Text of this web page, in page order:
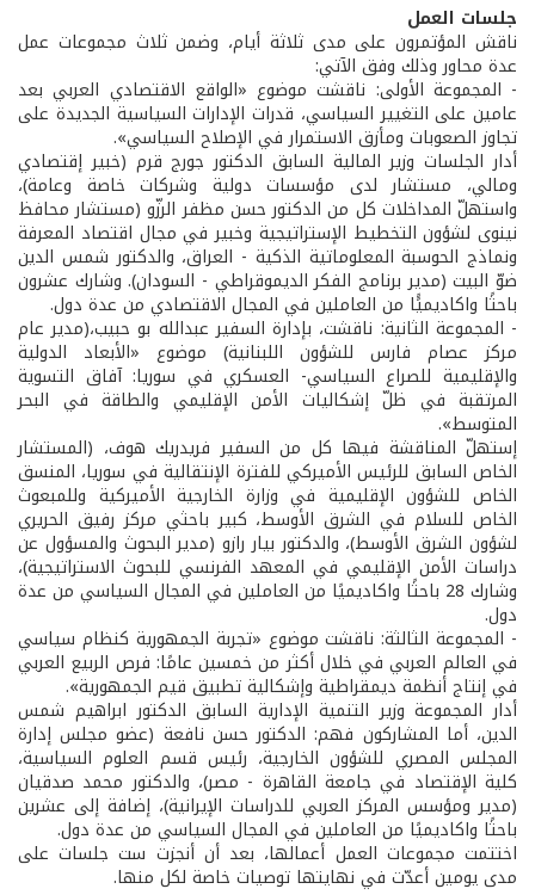
جلسات العمل
ناقش المؤتمرون على مدى ثلاثة أيام، وضمن ثلاث مجموعات عمل
عدة محاور وذلك وفق الآتي:
- المجموعة الأولى: ناقشت موضوع «الواقع الاقتصادي العربي بعد
عامين على التغيير السياسي، قدرات الإدارات السياسية الجديدة على
تجاوز الصعوبات ومأزق الاستمرار في الإصلاح السياسي».
أدار الجلسات وزير المالية السابق الدكتور جورج قرم (خبير إقتصادي
ومالي، مستشار لدى مؤسسات دولية وشركات خاصة وعامة)،
واستهلّ المداخلات كل من الدكتور حسن مظفر الرزّو (مستشار محافظ
نينوى لشؤون التخطيط الإستراتيجية وخبير في مجال اقتصاد المعرفة
ونماذج الحوسبة المعلوماتية الذكية - العراق، والدكتور شمس الدين
ضوّ البيت (مدير برنامج الفكر الديموقراطي - السودان). وشارك عشرون
باحثًا واكاديميًًا من العاملين في المجال الاقتصادي من عدة دول.
- المجموعة الثانية: ناقشت، بإدارة السفير عبدالله بو حبيب،(مدير عام
مركز عصام فارس للشؤون اللبنانية) موضوع «الأبعاد الدولية
والإقليمية للصراع السياسي- العسكري في سوريا: آفاق التسوية
المرتقبة في ظلّ إشكاليات الأمن الإقليمي والطاقة في البحر
المتوسط».
إستهلّ المناقشة فيها كل من السفير فريدريك هوف، (المستشار
الخاص السابق للرئيس الأميركي للفترة الإنتقالية في سوريا، المنسق
الخاص للشؤون الإقليمية في وزارة الخارجية الأميركية وللمبعوث
الخاص للسلام في الشرق الأوسط، كبير باحثي مركز رفيق الحريري
لشؤون الشرق الأوسط)، والدكتور بيار رازو (مدير البحوث والمسؤول عن
دراسات الأمن الإقليمي في المعهد الفرنسي للبحوث الاستراتيجية)،
وشارك 28 باحثًا واكاديميًا من العاملين في المجال السياسي من عدة
دول.
- المجموعة الثالثة: ناقشت موضوع «تجربة الجمهورية كنظام سياسي
في العالم العربي في خلال أكثر من خمسين عامًا: فرص الربيع العربي
في إنتاج أنظمة ديمقراطية وإشكالية تطبيق قيم الجمهورية».
أدار المجموعة وزير التنمية الإدارية السابق الدكتور ابراهيم شمس
الدين، أما المشاركون فهم: الدكتور حسن نافعة (عضو مجلس إدارة
المجلس المصري للشؤون الخارجية، رئيس قسم العلوم السياسية،
كلية الإقتصاد في جامعة القاهرة - مصر)، والدكتور محمد صدقيان
(مدير ومؤسس المركز العربي للدراسات الإيرانية)، إضافة إلى عشرين
باحثًا واكاديميًا من العاملين في المجال السياسي من عدة دول.
اختتمت مجموعات العمل أعمالها، بعد أن أنجزت ست جلسات على
مدى يومين أعدّت في نهايتها توصيات خاصة لكل منها.